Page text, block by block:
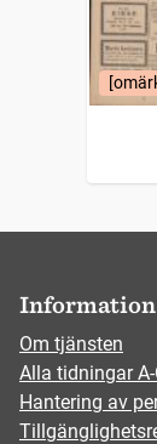
Information
Om tjänsten
Alla tidningar A-
Hantering av